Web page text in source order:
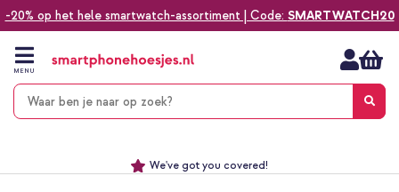
-20% op het hele smartwatch-assortiment | Code: SMARTWATCH20
naar
inhoud
MENU
Alles voor jouw telefoon, tablet, smartwatch of laptop
We've got you covered!